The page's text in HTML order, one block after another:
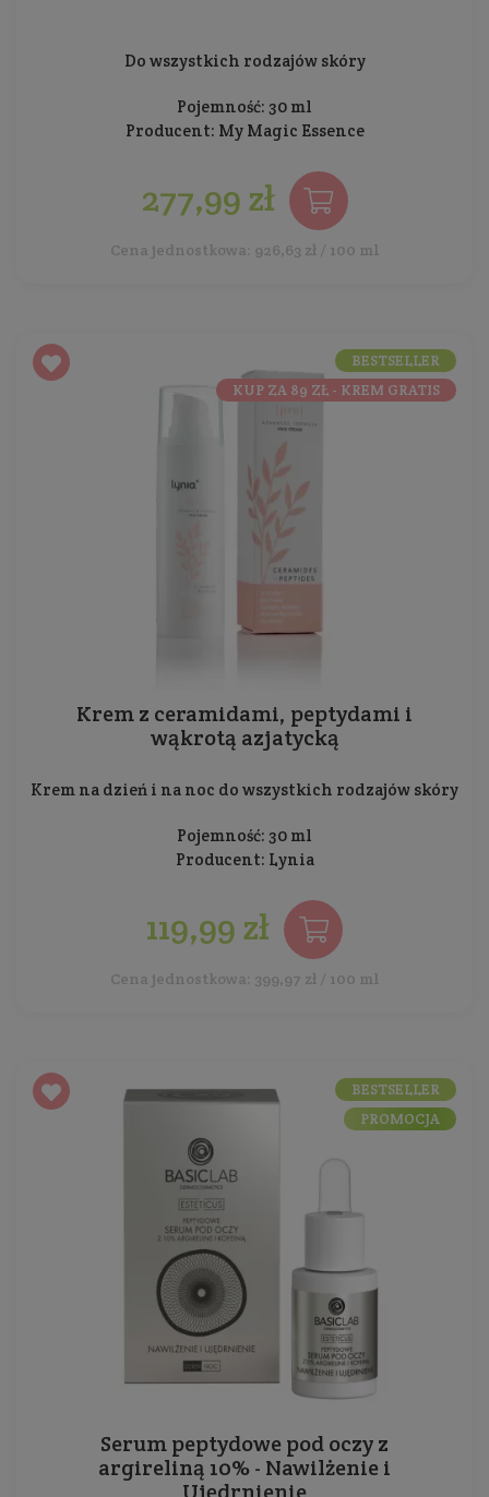
Do wszystkich rodzajów skóry
Pojemność: 30 ml
Producent: My Magic Essence
277,99 zł
Cena jednostkowa: 926,63 zł / 100 ml
Krem z ceramidami, peptydami i
wąkrotą azjatycką
Krem na dzień i na noc do wszystkich rodzajów skóry
Pojemność: 30 ml
Producent: Lynia
119,99 zł
Cena jednostkowa: 399,97 zł / 100 ml
BESTSELLER
KUP ZA 89 ZŁ - KREM GRATIS
Serum peptydowe pod oczy z
argireliną 10% - Nawilżenie i
Ujędrnienie
BESTSELLER
PROMOCJA